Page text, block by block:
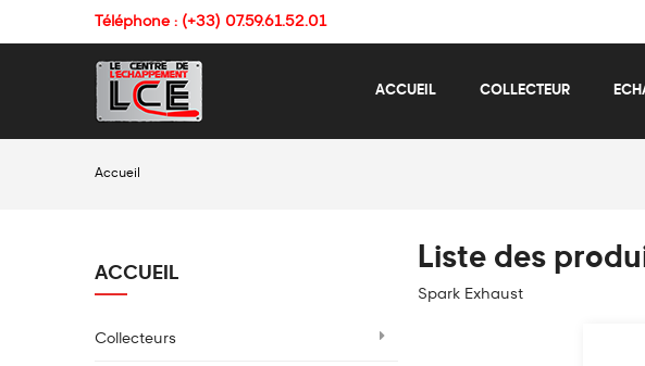
Téléphone : (+33) 07.59.61.52.01
ACCUEIL COLLECTEUR
Accueil
ACCUEIL
Collecteurs
Liste des
Spark Exhaust